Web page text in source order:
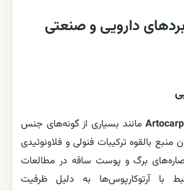
دارویی و صنعتی
مانند بسیاری از گونه‌های جنس
منبع بالقوه ترکیبات فنولی و فلاونوئیدی
برگ و پوست ساقه در مطالعات
با آرتوکارپوس‌ها به دلیل ظرفیت